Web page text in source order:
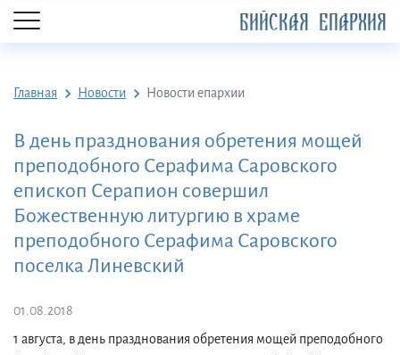
БИЙСКАЯ ЕПАРХИЯ
Главная Новости Новости епархии
В день празднования обретения мощей
преподобного Серафима Саровского
епископ Серапион совершил
Божественную литургию в храме
преподобного Серафима Саровского
поселка Линевский
01.08.2018
1 августа, в день празднования обретения мощей преподобного